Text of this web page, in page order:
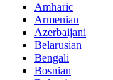
Amharic
Armenian
Azerbaijani
Belarusian
Bengali
Bosnian